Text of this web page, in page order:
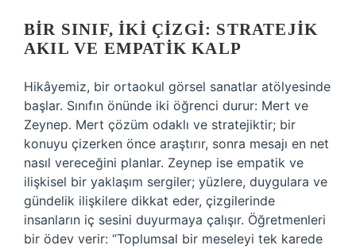
BIR SINIF, İKI ÇIZGI: STRATEJIK
AKIL VE EMPATIK KALP
Hikâyemiz, bir ortaokul görsel sanatlar atölyesinde
başlar. Sınıfın önünde iki öğrenci durur: Mert ve
Zeynep. Mert çözüm odaklı ve stratejiktir; bir
konuyu çizerken önce araştırır, sonra mesajı en net
nasıl vereceğini planlar. Zeynep ise empatik ve
ilişkisel bir yaklaşım sergiler; yüzlere, duygulara ve
gündelik ilişkilere dikkat eder, çizgilerinde
insanların iç sesini duyurmaya çalışır. Öğretmenleri
bir ödev verir: “Toplumsal bir meseleyi tek karede